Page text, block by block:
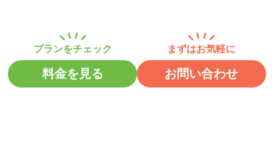
料金を見る お問い合わせ